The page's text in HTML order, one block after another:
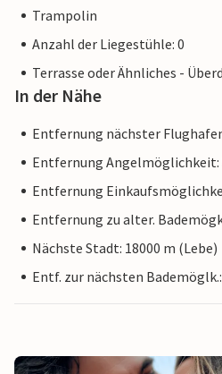
Trampolin
Anzahl der Liegestühle: 0
Terrasse oder Ähnliches -
In der Nähe
Entfernung nächster
Entfernung Angelmöglichkeit:
Entfernung
Entfernung zu alter.
Nächste Stadt: 18000 m (Lebe)
Entf. zur nächsten